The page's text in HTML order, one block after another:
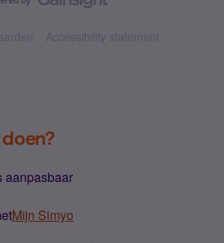
Accessibility statement
aanpasbaar
Mijn Simyo